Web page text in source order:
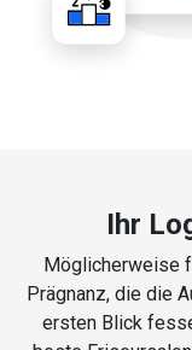
Ihr
Möglicherweise
Prägnanz, die die
ersten Blick